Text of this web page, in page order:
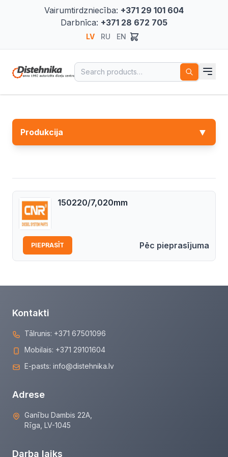
Vairumtirdzniecība: +371 29 101 604
Darbnīca: +371 28 672 705
LV RU EN
Search for:
Produkcija ▼
150220/7,020mm
Pēc pieprasījuma
PIEPRASĪT
Kontakti
Tālrunis: +371 67501096
Mobilais: +371 29101604
E-pasts: info@distehnika.lv
Adrese
Ganību Dambis 22A,
Rīga, LV-1045
Darba laiks